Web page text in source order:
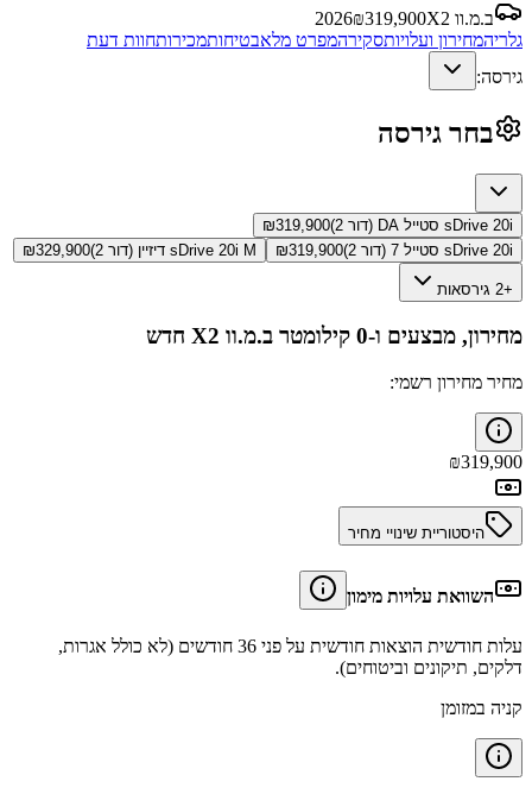
ב.מ.וו X2
2026₪319,900
גלריהמחירון ועלויותסקירהמפרט מלאבטיחותמכירותחוות דעת
גירסה:
בחר גירסה
sDrive 20i סטייל DA (דור 2) ₪319,900
sDrive 20i סטייל 7 (דור 2)
₪319,900 sDrive 20i M דיזיין (דור 2) ₪329,900
+2 גירסאות
מחירון, מבצעים ו-0 קילומטר ב.מ.וו X2 חדש
מחיר מחירון רשמי:
₪319,900
היסטוריית שינויי מחיר
השוואת עלויות מימון
עלות חודשית הוצאות חודשית על פני 36 חודשים (לא כולל אגרות,
דלקים, תיקונים וביטוחים).
קניה במזומן